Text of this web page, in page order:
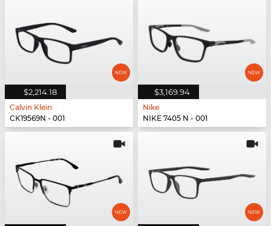
$2,214.18
Calvin Klein
CK19569N - 001
$3,169.94
Nike
NIKE 7405 N - 001